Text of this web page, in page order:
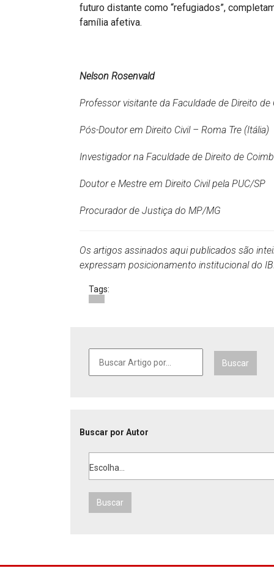
futuro distante como “refugiados”,
família afetiva.
Nelson Rosenvald
Professor visitante da Faculdade de Direito de
Pós-Doutor em Direito Civil – Roma Tre (Itália)
Investigador na Faculdade de Direito de
Doutor e Mestre em Direito Civil pela PUC/SP
Procurador de Justiça do MP/MG
Os artigos assinados aqui publicados são
expressam posicionamento institucional do
Tags:
Buscar
Buscar por Autor
Escolha...
Buscar